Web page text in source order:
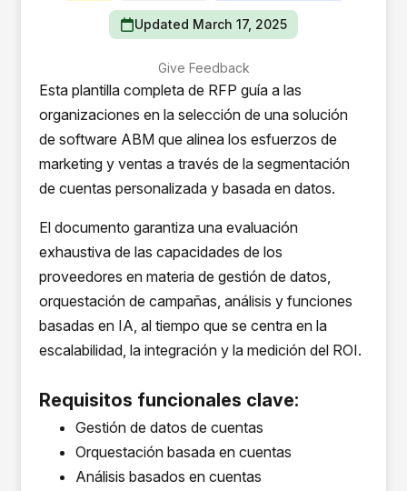
Updated March 17, 2025
Give Feedback
Esta plantilla completa de RFP guía a las
organizaciones en la selección de una solución
de software ABM que alinea los esfuerzos de
marketing y ventas a través de la segmentación
de cuentas personalizada y basada en datos.
El documento garantiza una evaluación
exhaustiva de las capacidades de los
proveedores en materia de gestión de datos,
orquestación de campañas, análisis y funciones
basadas en IA, al tiempo que se centra en la
escalabilidad, la integración y la medición del ROI.
Requisitos funcionales clave:
Gestión de datos de cuentas
Orquestación basada en cuentas
Análisis basados en cuentas